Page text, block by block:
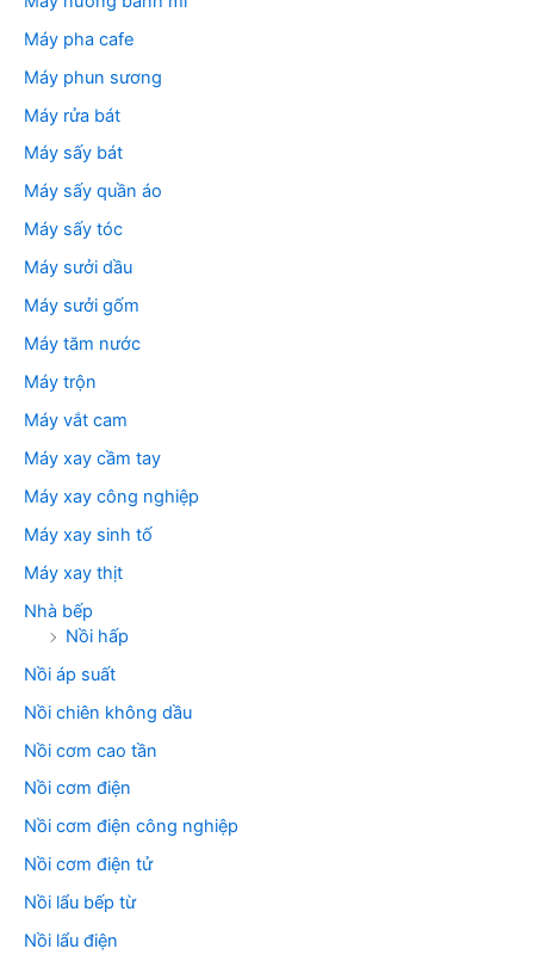
Máy pha cafe
Máy phun sương
Máy rửa bát
Máy sấy bát
Máy sấy quần áo
Máy sấy tóc
Máy sưởi dầu
Máy sưởi gốm
Máy tăm nước
Máy trộn
Máy vắt cam
Máy xay cầm tay
Máy xay công nghiệp
Máy xay sinh tố
Máy xay thịt
Nhà bếp
Nồi hấp
Nồi áp suất
Nồi chiên không dầu
Nồi cơm cao tần
Nồi cơm điện
Nồi cơm điện công nghiệp
Nồi cơm điện tử
Nồi lẩu bếp từ
Nồi lẩu điện